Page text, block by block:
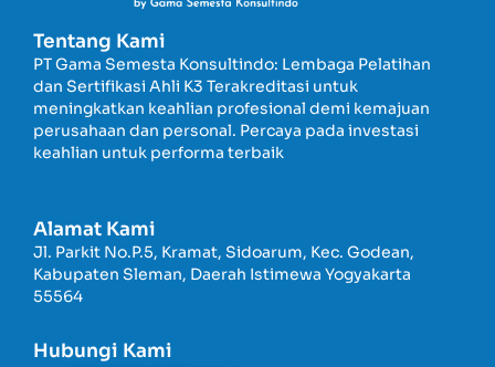
Tentang Kami
PT Gama Semesta Konsultindo: Lembaga Pelatihan
dan Sertifikasi Ahli K3 Terakreditasi untuk
meningkatkan keahlian profesional demi kemajuan
perusahaan dan personal. Percaya pada investasi
keahlian untuk performa terbaik
Alamat Kami
Jl. Parkit No.P.5, Kramat, Sidoarum, Kec. Godean,
Kabupaten Sleman, Daerah Istimewa Yogyakarta
55564
Hubungi Kami